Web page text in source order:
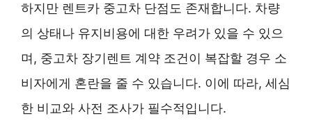
하지만 렌트카 중고차 단점도 존재합니다. 차량
의 상태나 유지비용에 대한 우려가 있을 수 있으
며, 중고차 장기렌트 계약 조건이 복잡할 경우 소
비자에게 혼란을 줄 수 있습니다. 이에 따라, 세심
한 비교와 사전 조사가 필수적입니다.